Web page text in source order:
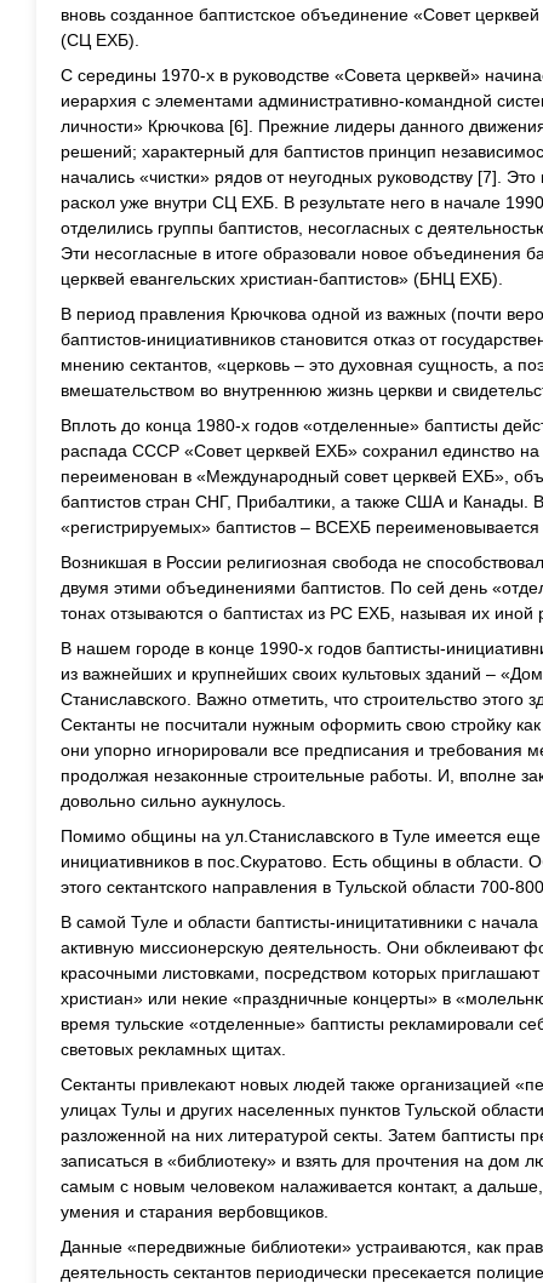
вновь созданное баптистское объединение «Совет
(СЦ ЕХБ).
С середины 1970-х в руководстве «Совета церквей»
иерархия с элементами административно-командной
личности» Крючкова [6]. Прежние лидеры данного
решений; характерный для баптистов принцип
начались «чистки» рядов от неугодных руководству [7].
раскол уже внутри СЦ ЕХБ. В результате него в начале
отделились группы баптистов, несогласных с
Эти несогласные в итоге образовали новое объединения
церквей евангельских христиан-баптистов» (БНЦ ЕХБ).
В период правления Крючкова одной из важных (почти
баптистов-инициативников становится отказ от
мнению сектантов, «церковь – это духовная сущность, а
вмешательством во внутреннюю жизнь церкви и
Вплоть до конца 1980-х годов «отделенные» баптисты
распада СССР «Совет церквей ЕХБ» сохранил единство на
переименован в «Международный совет церквей ЕХБ»,
баптистов стран СНГ, Прибалтики, а также США и Канады.
«регистрируемых» баптистов – ВСЕХБ
Возникшая в России религиозная свобода не
двумя этими объединениями баптистов. По сей день
тонах отзываются о баптистах из РС ЕХБ, называя их
В нашем городе в конце 1990-х годов баптисты-
из важнейших и крупнейших своих культовых зданий –
Станиславского. Важно отметить, что строительство этого
Сектанты не посчитали нужным оформить свою стройку
они упорно игнорировали все предписания и требования
продолжая незаконные строительные работы. И, вполне
довольно сильно аукнулось.
Помимо общины на ул.Станиславского в Туле имеется
инициативников в пос.Скуратово. Есть общины в области.
этого сектантского направления в Тульской области 700-
В самой Туле и области баптисты-иницитативники с
активную миссионерскую деятельность. Они обклеивают
красочными листовками, посредством которых
христиан» или некие «праздничные концерты» в
время тульские «отделенные» баптисты рекламировали
световых рекламных щитах.
Сектанты привлекают новых людей также организацией
улицах Тулы и других населенных пунктов Тульской
разложенной на них литературой секты. Затем баптисты
записаться в «библиотеку» и взять для прочтения на дом
самым с новым человеком налаживается контакт, а дальше,
умения и старания вербовщиков.
Данные «передвижные библиотеки» устраиваются, как
деятельность сектантов периодически пресекается